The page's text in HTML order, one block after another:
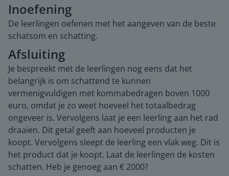
Inoefening
De leerlingen oefenen met het aangeven van de beste
schatsom en schatting.
Afsluiting
Je bespreekt met de leerlingen nog eens dat het
belangrijk is om schattend te kunnen
vermenigvuldigen met kommabedragen boven 1000
euro, omdat je zo weet hoeveel het totaalbedrag
ongeveer is. Vervolgens laat je een leerling aan het rad
draaien. Dit getal geeft aan hoeveel producten je
koopt. Vervolgens sleept de leerling een vlak weg. Dit is
het product dat je koopt. Laat de leerlingen de kosten
schatten. Heb je genoeg aan € 2000?